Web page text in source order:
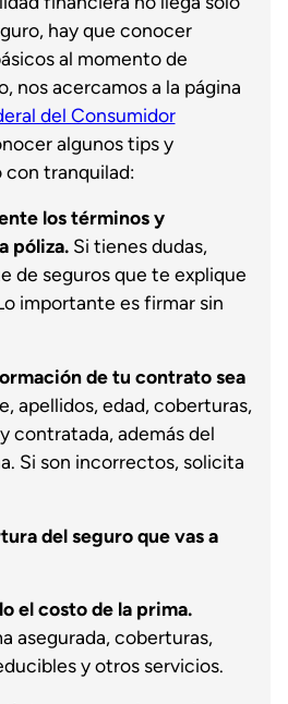
hay que conocer
al momento de
nos acercamos a la página
del Consumidor
algunos tips y
tranquilad:
los términos y
póliza. Si tienes dudas,
de seguros que te explique
importante es firmar sin
de tu contrato sea
apellidos, edad, coberturas,
contratada, además del
Si son incorrectos, solicita
del seguro que vas a
el costo de la prima.
asegurada, coberturas,
y otros servicios.